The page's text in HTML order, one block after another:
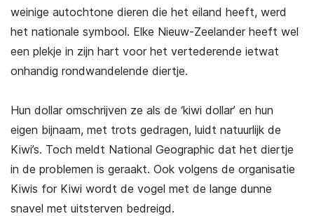
weinige autochtone dieren die het eiland heeft, werd
het nationale symbool. Elke Nieuw-Zeelander heeft wel
een plekje in zijn hart voor het vertederende ietwat
onhandig rondwandelende diertje.
Hun dollar omschrijven ze als de ‘kiwi dollar’ en hun
eigen bijnaam, met trots gedragen, luidt natuurlijk de
Kiwi’s. Toch meldt National Geographic dat het diertje
in de problemen is geraakt. Ook volgens de organisatie
Kiwis for Kiwi wordt de vogel met de lange dunne
snavel met uitsterven bedreigd.